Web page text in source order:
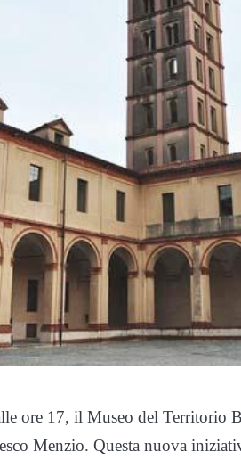
ore 17, il Museo del Territorio
Menzio. Questa nuova